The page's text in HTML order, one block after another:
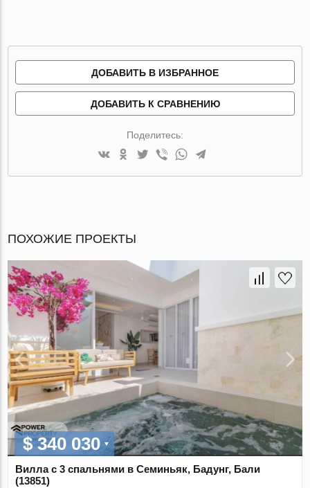
ДОБАВИТЬ В ИЗБРАННОЕ
ДОБАВИТЬ К СРАВНЕНИЮ
Поделитесь:
ПОХОЖИЕ ПРОЕКТЫ
$ 340 030
Вилла с 3 спальнями в Семиньяк, Бадунг, Бали
(13851)